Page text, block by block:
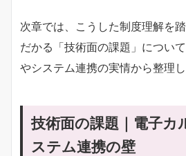
次章では、こうした制度理解を
だかる「技術面の課題」につい
やシステム連携の実情から整理し
技術面の課題｜電子カ
ステム連携の壁